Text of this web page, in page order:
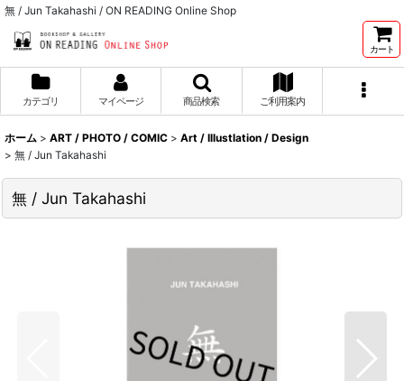
無 / Jun Takahashi / ON READING Online Shop
カート
カテゴリ マイページ 商品検索 ご利用案内
ホーム > ART / PHOTO / COMIC > Art / Illustlation / Design
> 無 / Jun Takahashi
無 / Jun Takahashi